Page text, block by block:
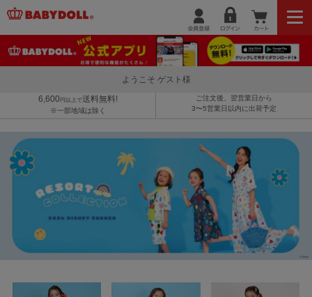
ようこそ ゲスト様
6,600 円以上で送料無料!
※一部地域は除く
ご注文後、翌営業日から
3〜5営業日以内に出荷予定